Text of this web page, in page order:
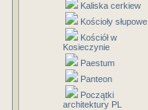
Kaliska cerkiew
Kościoły słupowe
Kościół w
Kosieczynie
Paestum
Panteon
Początki
architektury PL